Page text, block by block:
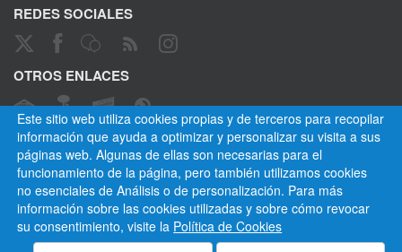
Este sitio web utiliza cookies propias y de terceros para recopilar
información que ayuda a optimizar y personalizar su visita a sus
páginas web. Algunas de ellas son necesarias para el
funcionamiento de la página, pero también utilizamos cookies
no esenciales de Análisis o de personalización. Para más
información sobre las cookies utilizadas y sobre cómo revocar
su consentimiento, visite la Política de Cookies
REDES SOCIALES
OTROS ENLACES
CANAL ÉTICO
Empresa Municipal de Transportes de Madrid, S. A.